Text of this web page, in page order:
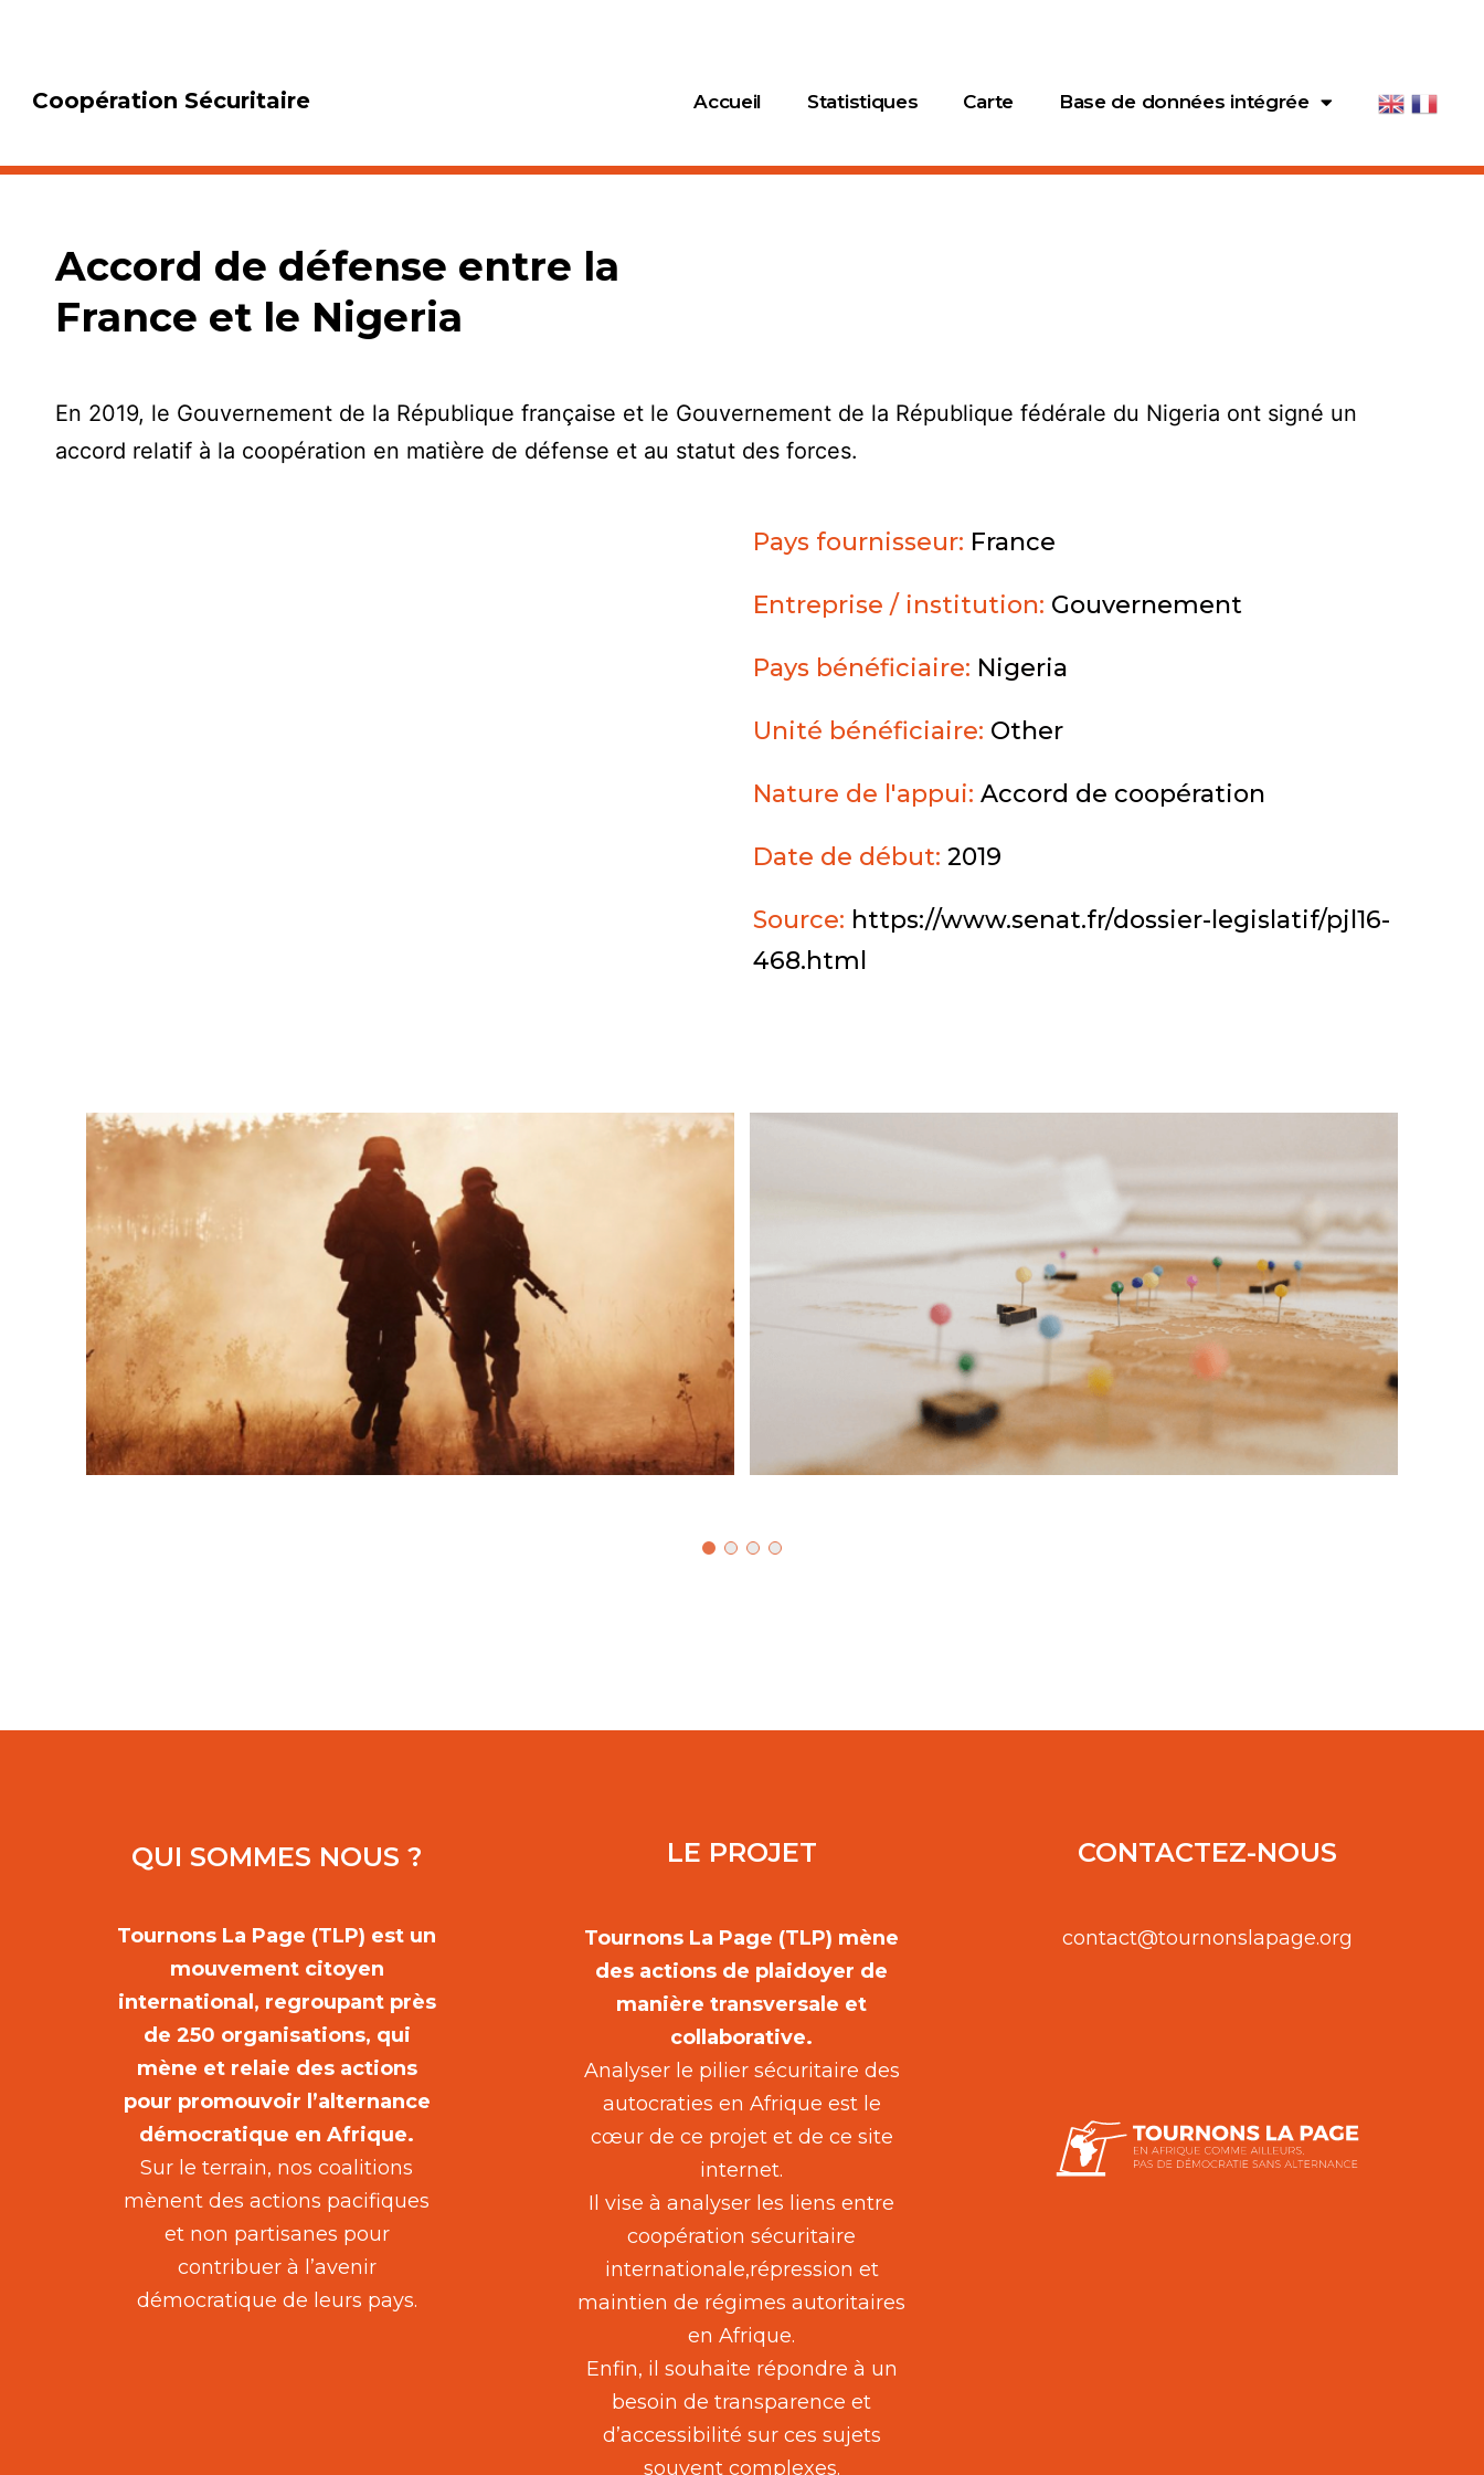
Coopération Sécuritaire Accueil Statistiques Carte Base de données intégrée
Accord de défense entre la
France et le Nigeria
En 2019, le Gouvernement de la République française et le Gouvernement de la République fédérale du Nigeria ont signé un
accord relatif à la coopération en matière de défense et au statut des forces.
Pays fournisseur: France
Entreprise / institution: Gouvernement
Pays bénéficiaire: Nigeria
Unité bénéficiaire: Other
Nature de l'appui: Accord de coopération
Date de début: 2019
Source: https://www.senat.fr/dossier-legislatif/pjl16-
468.html
QUI SOMMES NOUS ?
Tournons La Page (TLP) est un
mouvement citoyen
international, regroupant près
de 250 organisations, qui
mène et relaie des actions
pour promouvoir l’alternance
démocratique en Afrique.
Sur le terrain, nos coalitions
mènent des actions pacifiques
et non partisanes pour
contribuer à l’avenir
démocratique de leurs pays.
LE PROJET
Tournons La Page (TLP) mène
des actions de plaidoyer de
manière transversale et
collaborative.
Analyser le pilier sécuritaire des
autocraties en Afrique est le
cœur de ce projet et de ce site
internet.
Il vise à analyser les liens entre
coopération sécuritaire
internationale,répression et
maintien de régimes autoritaires
en Afrique.
Enfin, il souhaite répondre à un
besoin de transparence et
d’accessibilité sur ces sujets
souvent complexes.
CONTACTEZ-NOUS
contact@tournonslapage.org